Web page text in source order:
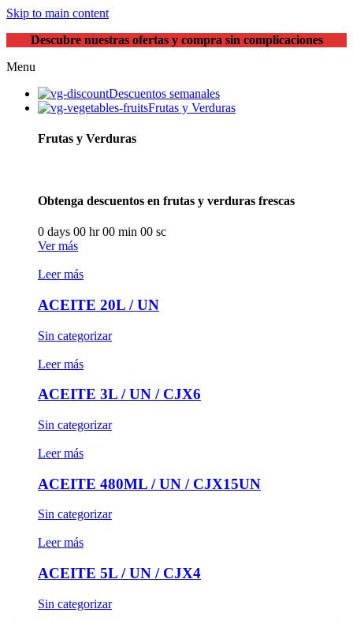
Skip to main content
Descubre nuestras ofertas y compra sin complicaciones
Menu
Descuentos semanales
Frutas y Verduras
Frutas y Verduras
Obtenga descuentos en frutas y verduras frescas
0 days 00 hr00 min 00 sc
Ver más
Leer más
ACEITE 20L / UN
Sin categorizar
Leer más
ACEITE 3L / UN / CJX6
Sin categorizar
Leer más
ACEITE 480ML / UN / CJX15UN
Sin categorizar
Leer más
ACEITE 5L / UN / CJX4
Sin categorizar